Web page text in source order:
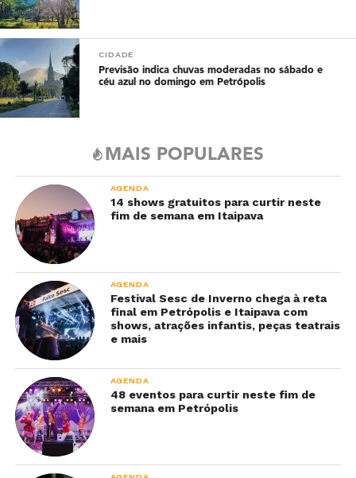
CIDADE
Previsão indica chuvas moderadas no sábado e
céu azul no domingo em Petrópolis
MAIS POPULARES
AGENDA
14 shows gratuitos para curtir neste
fim de semana em Itaipava
AGENDA
Festival Sesc de Inverno chega à reta
final em Petrópolis e Itaipava com
shows, atrações infantis, peças teatrais
e mais
AGENDA
48 eventos para curtir neste fim de
semana em Petrópolis